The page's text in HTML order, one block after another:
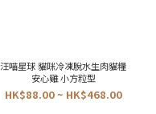
汪喵星球 貓咪冷凍脫水生肉貓糧
安心雞 小方粒型
HK$88.00 ~ HK$468.00